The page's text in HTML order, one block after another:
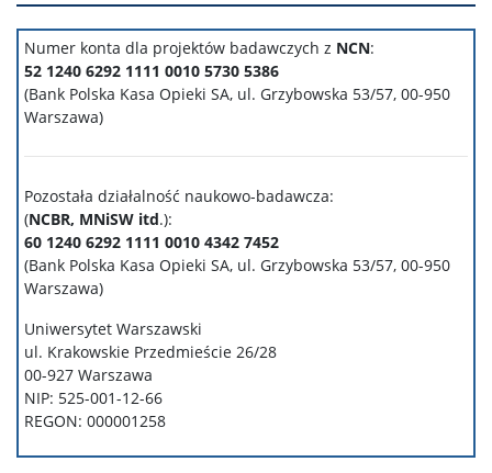
Numer konta dla projektów badawczych z NCN:
52 1240 6292 1111 0010 5730 5386
(Bank Polska Kasa Opieki SA, ul. Grzybowska 53/57, 00-950
Warszawa)
Pozostała działalność naukowo-badawcza:
(NCBR, MNiSW itd.):
60 1240 6292 1111 0010 4342 7452
(Bank Polska Kasa Opieki SA, ul. Grzybowska 53/57, 00-950
Warszawa)
Uniwersytet Warszawski
ul. Krakowskie Przedmieście 26/28
00-927 Warszawa
NIP: 525-001-12-66
REGON: 000001258